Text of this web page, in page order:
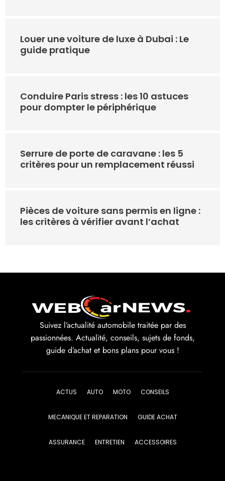
Louer une voiture de luxe à Dubai : Le
guide pratique
Conduire Paris stress : les 10 astuces
pour dompter le périphérique
Serrure de porte de caravane : les 5
critères pour un remplacement réussi
Pièces de voiture sans permis en ligne :
les critères à vérifier avant l’achat
Suivez l’actualité automobile traitée par des
passionnées. Actualité, conseils, sujets de fonds,
guide d’achat et bons plans pour vous !
ACTUS AUTO MOTO CONSEILS
MECANIQUE ET REPARATION GUIDE ACHAT
ASSURANCE ENTRETIEN ACCESSOIRES